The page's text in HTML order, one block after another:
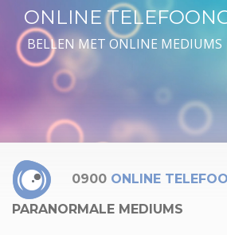
ONLINE
BELLEN MET ONLINE MEDIUMS
0900 ONLINE
PARANORMALE MEDIUMS